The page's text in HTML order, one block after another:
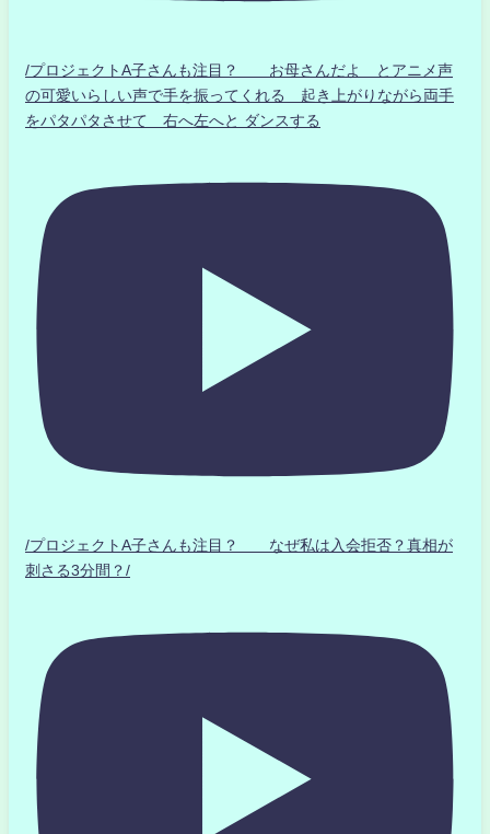
/プロジェクトA子さんも注目？ お母さんだよ とアニメ声
の可愛いらしい声で手を振ってくれる 起き上がりながら両手
をパタパタさせて 右へ左へと ダンスする
/プロジェクトA子さんも注目？ なぜ私は入会拒否？真相が
刺さる3分間？/